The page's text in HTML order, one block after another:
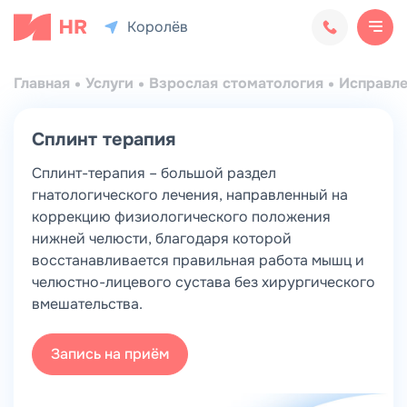
Королёв
Главная Услуги Взрослая стоматология
Сплинт терапия
Сплинт-терапия – большой раздел
гнатологического лечения, направленный на
коррекцию физиологического положения
нижней челюсти, благодаря которой
восстанавливается правильная работа мышц и
челюстно-лицевого сустава без хирургического
вмешательства.
Запись на приём